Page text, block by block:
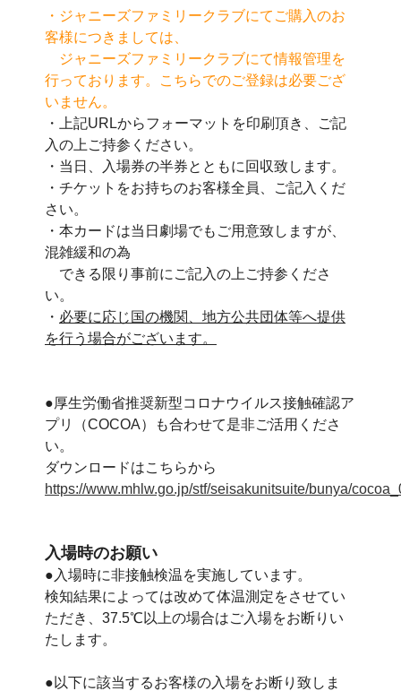
・ジャニーズファミリークラブにてご購入のお
客様につきましては、
ジャニーズファミリークラブにて情報管理を
行っております。こちらでのご登録は必要ござ
いません。
・上記URLからフォーマットを印刷頂き、ご記
入の上ご持参ください。
・当日、入場券の半券とともに回収致します。
・チケットをお持ちのお客様全員、ご記入くだ
さい。
・本カードは当日劇場でもご用意致しますが、
混雑緩和の為
できる限り事前にご記入の上ご持参くださ
い。
・ 必要に応じ国の機関、地方公共団体等へ提供
を行う場合がございます。
●厚生労働省推奨新型コロナウイルス接触確認ア
プリ（COCOA）も合わせて是非ご活用くださ
い。
ダウンロードはこちらから
https://www.mhlw.go.jp/stf/seisakunitsuite/bunya/
入場時のお願い
●入場時に非接触検温を実施しています。
検知結果によっては改めて体温測定をさせてい
ただき、37.5℃以上の場合はご入場をお断りい
たします。
●以下に該当するお客様の入場をお断り致しま